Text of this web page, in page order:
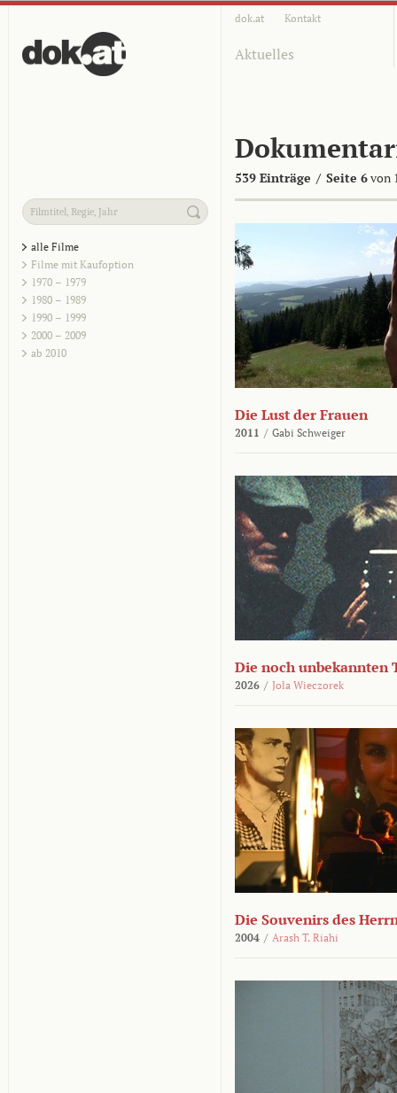
dok.at Kontakt
Aktuelles
539 Einträge / Seite 6von
alle Filme
Filme mit Kaufoption
1970 – 1979
1980 – 1989
1990 – 1999
2000 – 2009
ab 2010
Die Lust der Frauen
2011 / Gabi Schweiger
Die noch unbekannten
2026 / Jola Wieczorek
Die Souvenirs des
2004 / Arash T. Riahi